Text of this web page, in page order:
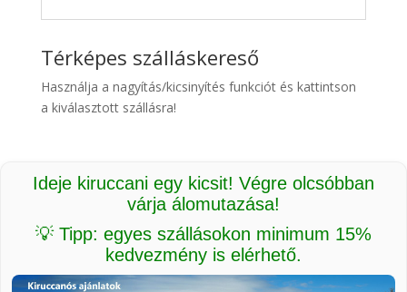
Térképes szálláskereső
Használja a nagyítás/kicsinyítés funkciót és kattintson
a kiválasztott szállásra!
Ideje kiruccani egy kicsit! Végre olcsóbban
várja álomutazása!
💡 Tipp: egyes szállásokon minimum 15%
kedvezmény is elérhető.